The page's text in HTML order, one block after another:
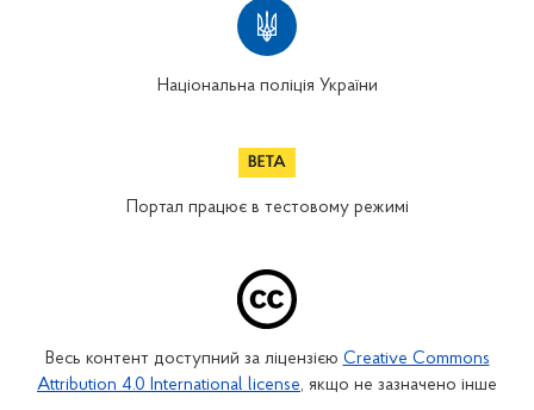
Національна поліція України
Портал працює в тестовому режимі
Весь контент доступний за ліцензією Creative Commons
Attribution 4.0 International license, якщо не зазначено інше